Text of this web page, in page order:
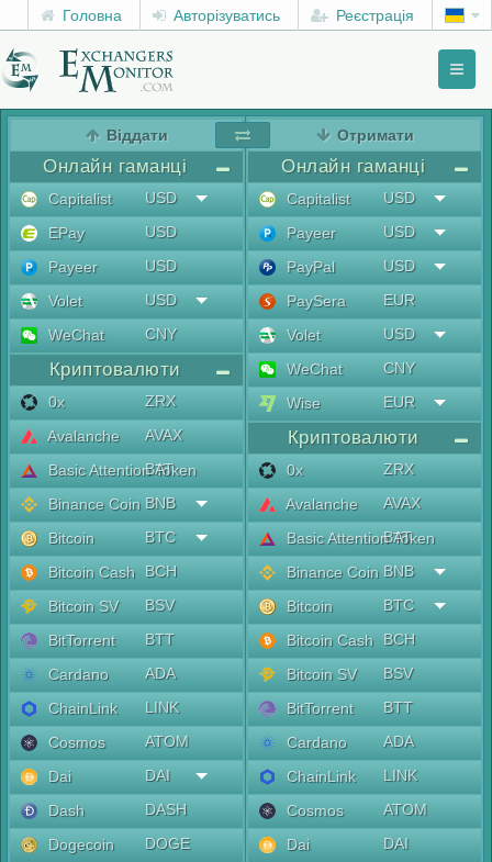
Головна Авторізуватись Реєстрація
Віддати
Онлайн гаманці
Capitalist
USD
EPay
USD
Payeer
USD
Volet
USD
WeChat
CNY
Криптовалюти
0x
ZRX
Avalanche
AVAX
Basic Attention Token
BAT
Binance Coin BNB
Bitcoin
BTC
Bitcoin Cash
BCH
Bitcoin SV
BSV
BitTorrent
BTT
Cardano
ADA
ChainLink
LINK
Cosmos
ATOM
Dai
DAI
Dash
DASH
Dogecoin
DOGE
Отримати
Онлайн гаманці
Capitalist
USD
Payeer
USD
PayPal
USD
PaySera
EUR
Volet
USD
WeChat
CNY
Wise
EUR
Криптовалюти
0x
ZRX
Avalanche
AVAX
Basic Attention Token
BAT
Binance Coin BNB
Bitcoin
BTC
Bitcoin Cash
BCH
Bitcoin SV
BSV
BitTorrent
BTT
Cardano
ADA
ChainLink
LINK
Cosmos
ATOM
Dai
DAI